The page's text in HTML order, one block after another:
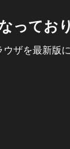
ってお
ザを最新版